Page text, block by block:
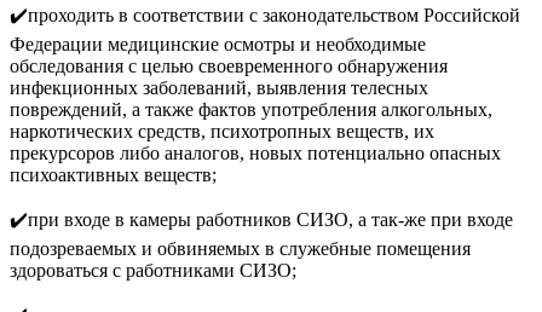
✔️проходить в соответствии с законодательством Российской
Федерации медицинские осмотры и необходимые
обследования с целью своевременного обнаружения
инфекционных заболеваний, выявления телесных
повреждений, а также фактов употребления алкогольных,
наркотических средств, психотропных веществ, их
прекурсоров либо аналогов, новых потенциально опасных
психоактивных веществ;
✔️при входе в камеры работников СИЗО, а так-же при входе
подозреваемых и обвиняемых в служебные помещения
здороваться с работниками СИЗО;